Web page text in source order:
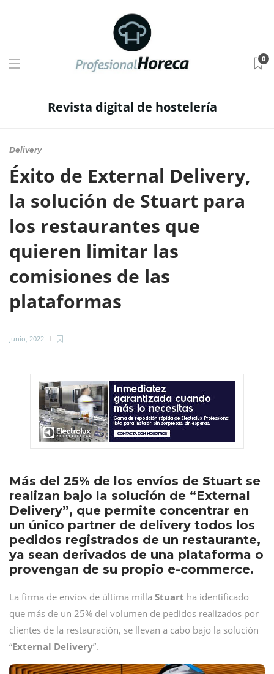
Revista digital de hostelería
0
Delivery
Éxito de External Delivery,
la solución de Stuart para
los restaurantes que
quieren limitar las
comisiones de las
plataformas
Junio, 2022
Más del 25% de los envíos de Stuart se
realizan bajo la solución de “External
Delivery”, que permite concentrar en
un único partner de delivery todos los
pedidos registrados de un restaurante,
ya sean derivados de una plataforma o
provengan de su propio e-commerce.
La firma de envíos de última milla Stuart ha identificado
que más de un 25% del volumen de pedidos realizados por
clientes de la restauración, se llevan a cabo bajo la solución
“External Delivery”.